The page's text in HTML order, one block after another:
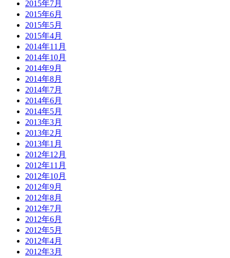
2015年7月
2015年6月
2015年5月
2015年4月
2014年11月
2014年10月
2014年9月
2014年8月
2014年7月
2014年6月
2014年5月
2013年3月
2013年2月
2013年1月
2012年12月
2012年11月
2012年10月
2012年9月
2012年8月
2012年7月
2012年6月
2012年5月
2012年4月
2012年3月